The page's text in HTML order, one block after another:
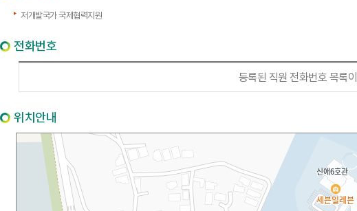
저개발국가 국제협력지원
전화번호
등록된 직원 전화번호 목록
위치안내